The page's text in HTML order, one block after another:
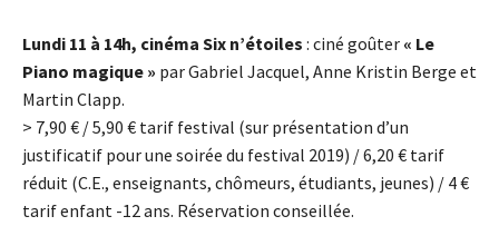
Lundi 11 à 14h, cinéma Six n’étoiles : ciné goûter « Le
Piano magique » par Gabriel Jacquel, Anne Kristin Berge et
Martin Clapp.
> 7,90 € / 5,90 € tarif festival (sur présentation d’un
justificatif pour une soirée du festival 2019) / 6,20 € tarif
réduit (C.E., enseignants, chômeurs, étudiants, jeunes) / 4€
tarif enfant -12 ans. Réservation conseillée.